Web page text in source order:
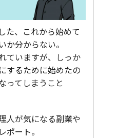
た、これから始めて
か分からない。
ていますが、しっか
するために始めたの
ってしまうこと
人が気になる副業や
ポート。